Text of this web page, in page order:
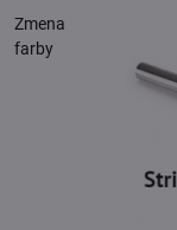
Zmena
farby